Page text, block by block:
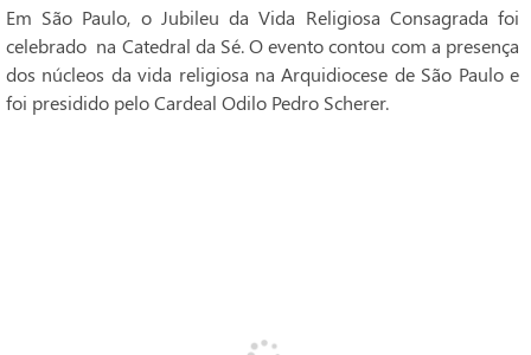
Em São Paulo, o Jubileu da Vida Religiosa Consagrada foi
celebrado na Catedral da Sé. O evento contou com a presença
dos núcleos da vida religiosa na Arquidiocese de São Paulo e
foi presidido pelo Cardeal Odilo Pedro Scherer.